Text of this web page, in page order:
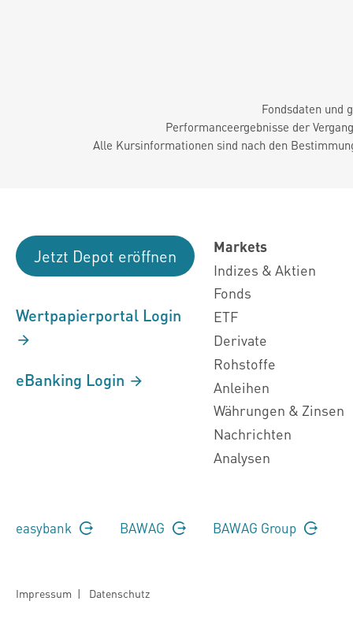
Fondsdaten und
Performanceergebnisse der
Alle Kursinformationen sind nach den
Jetzt Depot eröffnen
Wertpapierportal Login
eBanking Login
Markets
Indizes & Aktien
Fonds
ETF
Derivate
Rohstoffe
Anleihen
Währungen & Zinsen
Nachrichten
Analysen
easybank BAWAG BAWAG Group
Impressum | Datenschutz